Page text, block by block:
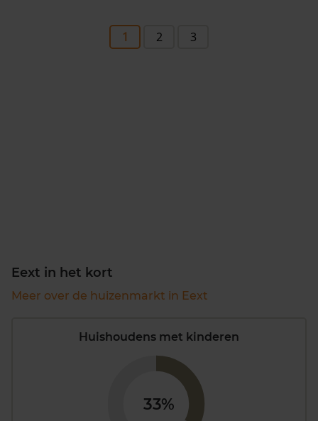
1 2 3
Eext in het kort
Meer over de huizenmarkt in Eext
Huishoudens met kinderen
33%